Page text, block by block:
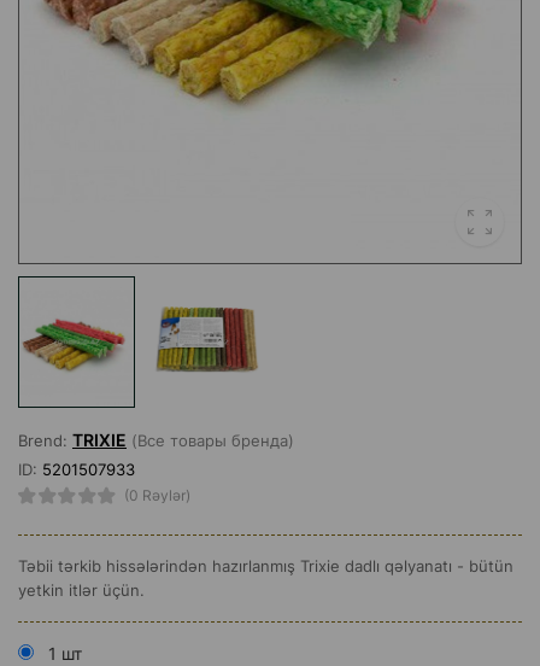
Brend: TRIXIE (Все товары бренда)
ID: 5201507933
(0 Rəylər)
Təbii tərkib hissələrindən hazırlanmış Trixie dadlı qəlyanatı - bütün
yetkin itlər üçün.
1 шт